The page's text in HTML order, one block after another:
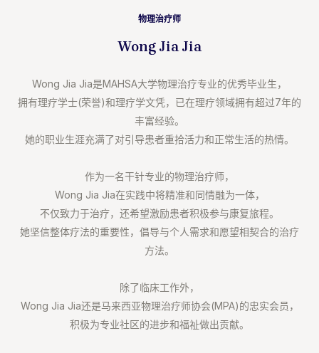
物理治疗师
Wong Jia Jia
Wong Jia Jia是MAHSA大学物理治疗专业的优秀毕业生，⁣
拥有理疗学士(荣誉)和理疗学文凭，已在理疗领域拥有超过7年的
丰富经验。⁣
她的职业生涯充满了对引导患者重拾活力和正常生活的热情。⁣
作为一名干针专业的物理治疗师，
Wong Jia Jia在实践中将精准和同情融为一体，⁣
不仅致力于治疗，还希望激励患者积极参与康复旅程。⁣
她坚信整体疗法的重要性，倡导与个人需求和愿望相契合的治疗
方法。⁣
除了临床工作外，
Wong Jia Jia还是马来西亚物理治疗师协会(MPA)的忠实会员，⁣
积极为专业社区的进步和福祉做出贡献。